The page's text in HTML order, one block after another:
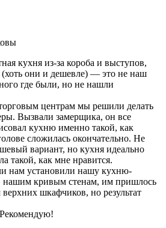
кухня из-за короба и выступов,
они и дешевле) — это не наш
где были, но не нашли
центрам мы решили делать
Вызвали замерщика, он все
кухню именно такой, как
сложилась окончательно. Не
вариант, но кухня идеально
такой, как мне нравится.
нам установили нашу кухню-
нашим кривым стенам, им пришлось
шкафчиков, но результат